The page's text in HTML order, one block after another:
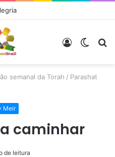
Switch
Entrar
semanal da Torah / Parashat
Meir
caminhar
de leitura